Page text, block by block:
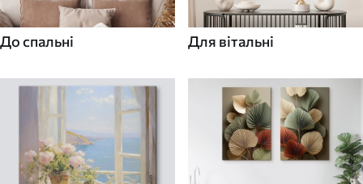
До спальні Для вітальні